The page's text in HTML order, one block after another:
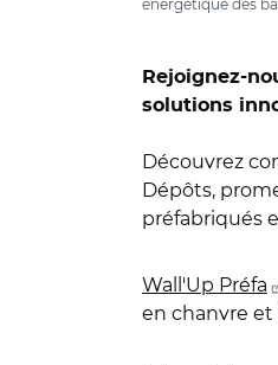
énergétique des
Rejoignez-
solutions
Découvrez
Dépôts,
préfabriqués
Wall'Up Préfa
en chanvre